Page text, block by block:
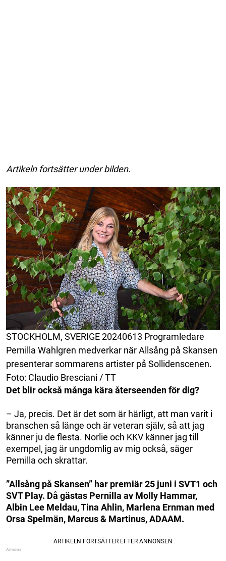
Artikeln fortsätter under bilden.
STOCKHOLM, SVERIGE 20240613 Programledare
Pernilla Wahlgren medverkar när Allsång på Skansen
presenterar sommarens artister på Sollidenscenen.
Foto: Claudio Bresciani / TT
Det blir också många kära återseenden för dig?
– Ja, precis. Det är det som är härligt, att man varit i
branschen så länge och är veteran själv, så att jag
känner ju de flesta. Norlie och KKV känner jag till
exempel, jag är ungdomlig av mig också, säger
Pernilla och skrattar.
”Allsång på Skansen” har premiär 25 juni i SVT1 och
SVT Play. Då gästas Pernilla av Molly Hammar,
Albin Lee Meldau, Tina Ahlin, Marlena Ernman med
Orsa Spelmän, Marcus & Martinus, ADAAM.